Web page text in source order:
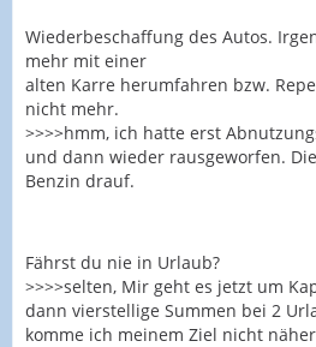
Wiederbeschaffung des Autos.
mehr mit einer
alten Karre herumfahren bzw.
nicht mehr.
>>>>hmm, ich hatte erst
und dann wieder rausgeworfen.
Benzin drauf.
Fährst du nie in Urlaub?
>>>>selten, Mir geht es jetzt um
dann vierstellige Summen bei 2
komme ich meinem Ziel nicht